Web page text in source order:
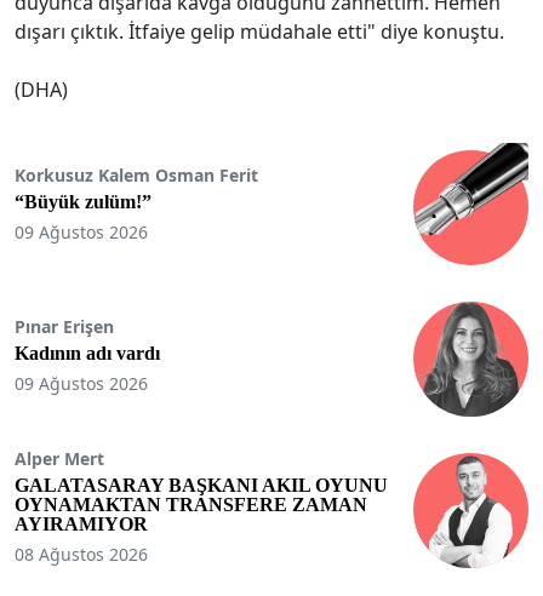
dışarı çıktık. İtfaiye gelip müdahale etti" diye konuştu.
(DHA)
Korkusuz Kalem Osman Ferit
“Büyük zulüm!”
09 Ağustos 2026
Pınar Erişen
Kadının adı vardı
09 Ağustos 2026
Alper Mert
GALATASARAY BAŞKANI AKIL OYUNU
OYNAMAKTAN TRANSFERE ZAMAN
AYIRAMIYOR
08 Ağustos 2026